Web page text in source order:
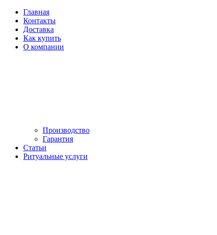
Главная
Контакты
Доставка
Как купить
О компании
Производство
Гарантия
Статьи
Ритуальные услуги